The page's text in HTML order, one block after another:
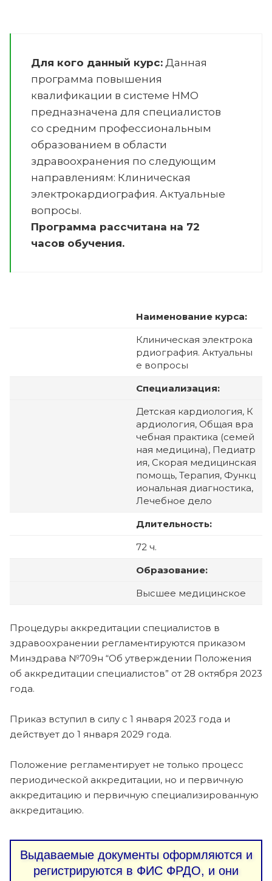
Для кого данный курс: Данная
программа повышения
квалификации в системе НМО
предназначена для специалистов
со средним профессиональным
образованием в области
здравоохранения по следующим
направлениям: Клиническая
электрокардиография. Актуальные
вопросы.
Программа рассчитана на 72
часов обучения.
Наименование курса:
Клиническая электрока
рдиография. Актуальны
е вопросы
Специализация:
Детская кардиология, К
ардиология, Общая вра
чебная практика (семей
ная медицина), Педиатр
ия, Скорая медицинская
помощь, Терапия, Функц
иональная диагностика,
Лечебное дело
Длительность:
72 ч.
Образование:
Высшее медицинское
Процедуры аккредитации специалистов в
здравоохранении регламентируются приказом
Минздрава №709н “Об утверждении Положения
об аккредитации специалистов” от 28 октября 2023
года.
Приказ вступил в силу с 1 января 2023 года и
действует до 1 января 2029 года.
Положение регламентирует не только процесс
периодической аккредитации, но и первичную
аккредитацию и первичную специализированную
аккредитацию.
Выдаваемые документы оформляются и
регистрируются в ФИС ФРДО, и они